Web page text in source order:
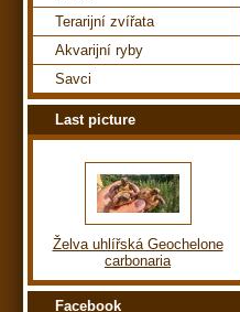
Terarijní zvířata
Akvarijní ryby
Savci
Last picture
Želva uhlířská Geochelone
carbonaria
Facebook